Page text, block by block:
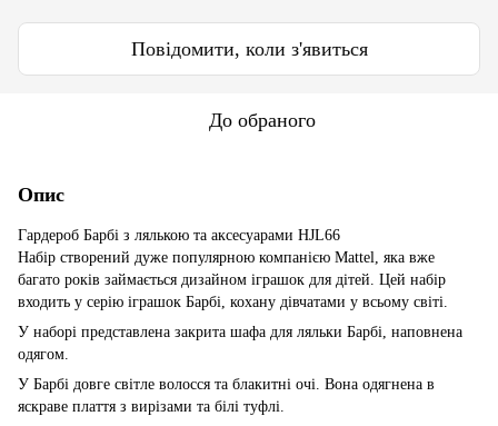
Повідомити, коли з'явиться
До обраного
Опис
Гардероб Барбі з лялькою та аксесуарами HJL66
Набір створений дуже популярною компанією Mattel, яка вже
багато років займається дизайном іграшок для дітей. Цей набір
входить у серію іграшок Барбі, кохану дівчатами у всьому світі.
У наборі представлена закрита шафа для ляльки Барбі, наповнена
одягом.
У Барбі довге світле волосся та блакитні очі. Вона одягнена в
яскраве плаття з вирізами та білі туфлі.